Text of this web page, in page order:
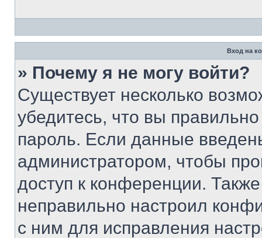
Вход на
» Почему я не могу войти?
Существует несколько
убедитесь, что вы
пароль. Если данные
администратором, чтобы
доступ к конференции.
неправильно настроил
с ним для исправления